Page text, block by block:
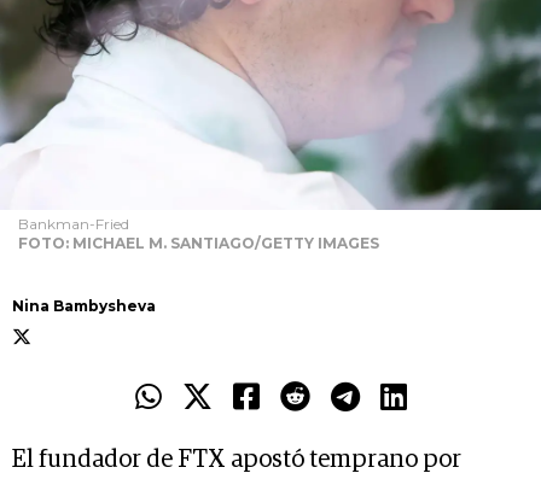
Bankman-Fried
FOTO: MICHAEL M. SANTIAGO/GETTY IMAGES
Nina Bambysheva
El fundador de FTX apostó temprano por